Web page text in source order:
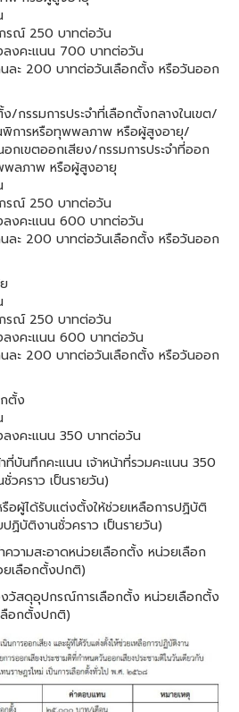
รณ์ 250 บาทต่อวัน
งคะแนน 700 บาทต่อวัน
ละ 200 บาทต่อวันเลือกตั้ง หรือวันออก
/กรรมการประจำที่เลือกตั้งกลางในเขต/
การหรือทุพพลภาพ หรือผู้สูงอายุ/
อกเขตออกเสียง/กรรมการประจำที่ออก
พลภาพ หรือผู้สูงอายุ
รณ์ 250 บาทต่อวัน
งคะแนน 600 บาทต่อวัน
ละ 200 บาทต่อวันเลือกตั้ง หรือวันออก
รณ์ 250 บาทต่อวัน
งคะแนน 600 บาทต่อวัน
ละ 200 บาทต่อวันเลือกตั้ง หรือวันออก
ตั้ง
งคะแนน 350 บาทต่อวัน
ที่บันทึกคะแนน เจ้าหน้าที่รวมคะแนน 350
คราว เป็นรายวัน)
ผู้ได้รับแต่งตั้งให้ช่วยเหลือการปฏิบัติ
บัติงานชั่วคราว เป็นรายวัน)
วามสะอาดหน่วยเลือกตั้ง หน่วยเลือก
ยเลือกตั้งปกติ)
วัสดุอุปกรณ์การเลือกตั้ง หน่วยเลือกตั้ง
ลือกตั้งปกติ)